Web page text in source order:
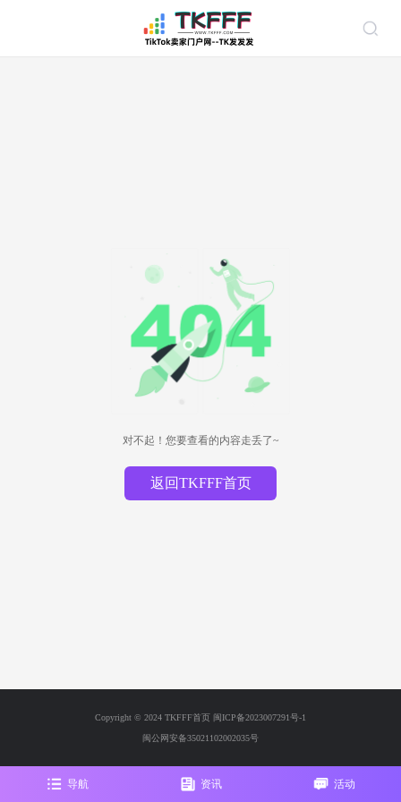
对不起！您要查看的内容走丢了~
返回TKFFF首页
Copyright © 2024 TKFFF首页 闽ICP备2023007291号-1
闽公网安备35021102002035号
导航 资讯 活动